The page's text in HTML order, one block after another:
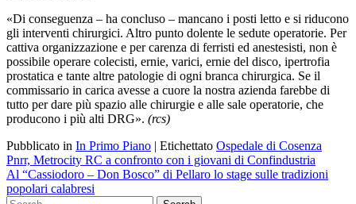
«Di conseguenza – ha concluso – mancano i posti letto e si riducono
gli interventi chirurgici. Altro punto dolente le sedute operatorie. Per
cattiva organizzazione e per carenza di ferristi ed anestesisti, non è
possibile operare colecisti, ernie, varici, ernie del disco, ipertrofia
prostatica e tante altre patologie di ogni branca chirurgica. Se il
commissario in carica avesse a cuore la nostra azienda farebbe di
tutto per dare più spazio alle chirurgie e alle sale operatorie, che
producono i più alti DRG». (rcs)
Pubblicato in In Primo Piano | Etichettato Ospedale di Cosenza
Navigazione
articoli
Pnrr, Metrocity RC a confronto con i giovani di Confindustria
Al “Cassiodoro – Don Bosco” di Pellaro lo stage sulle tradizioni
popolari calabresi